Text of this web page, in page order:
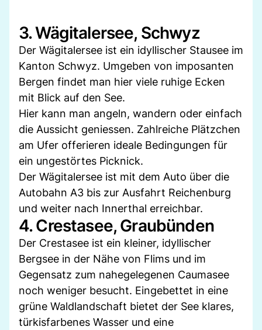
3. Wägitalersee, Schwyz
Der Wägitalersee ist ein idyllischer Stausee im
Kanton Schwyz. Umgeben von imposanten
Bergen findet man hier viele ruhige Ecken
mit Blick auf den See.
Hier kann man angeln, wandern oder einfach
die Aussicht geniessen. Zahlreiche Plätzchen
am Ufer offerieren ideale Bedingungen für
ein ungestörtes Picknick.
Der Wägitalersee ist mit dem Auto über die
Autobahn A3 bis zur Ausfahrt Reichenburg
und weiter nach Innerthal erreichbar.
4. Crestasee, Graubünden
Der Crestasee ist ein kleiner, idyllischer
Bergsee in der Nähe von Flims und im
Gegensatz zum nahegelegenen Caumasee
noch weniger besucht. Eingebettet in eine
grüne Waldlandschaft bietet der See klares,
türkisfarbenes Wasser und eine